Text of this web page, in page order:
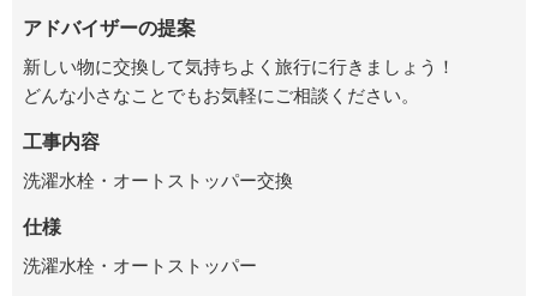
アドバイザーの提案
新しい物に交換して気持ちよく旅行に行きましょう！
どんな小さなことでもお気軽にご相談ください。
工事内容
洗濯水栓・オートストッパー交換
仕様
洗濯水栓・オートストッパー